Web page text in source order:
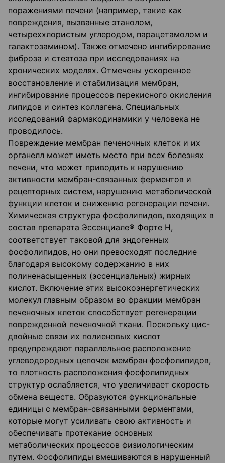
поражениями печени (например, такие как
повреждения, вызванные этанолом,
четыреххлористым углеродом, парацетамолом и
галактозамином). Также отмечено ингибирование
фиброза и стеатоза при исследованиях на
хронических моделях. Отмечены ускоренное
восстановление и стабилизация мембран,
ингибирование процессов перекисного окисления
липидов и синтез коллагена. Специальных
исследований фармакодинамики у человека не
проводилось.
Повреждение мембран печеночных клеток и их
органелл может иметь место при всех болезнях
печени, что может приводить к нарушению
активности мембран-связанных ферментов и
рецепторных систем, нарушению метаболической
функции клеток и снижению регенерации печени.
Химическая структура фосфолипидов, входящих в
состав препарата Эссенциале® Форте Н,
соответствует таковой для эндогенных
фосфолипидов, но они превосходят последние
благодаря высокому содержанию в них
полиненасыщенных (эссенциальных) жирных
кислот. Включение этих высокоэнергетических
молекул главным образом во фракции мембран
печеночных клеток способствует регенерации
поврежденной печеночной ткани. Поскольку цис-
двойные связи их полиеновых кислот
предупреждают параллельное расположение
углеводородных цепочек мембран фосфолипидов,
то плотность расположения фосфолипидных
структур ослабляется, что увеличивает скорость
обмена веществ. Образуются функциональные
единицы с мембран-связанными ферментами,
которые могут усиливать свою активность и
обеспечивать протекание основных
метаболических процессов физиологическим
путем. Фосфолипиды вмешиваются в нарушенный